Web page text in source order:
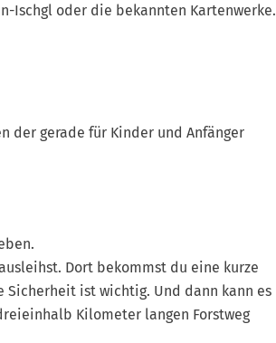
Ischgl oder die bekannten Kartenwerke.
der gerade für Kinder und Anfänger
Dort bekommst du eine kurze
Sicherheit ist wichtig. Und dann kann es
Kilometer langen Forstweg